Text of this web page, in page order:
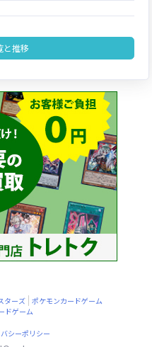
と推移
ターズ
ポケモンカードゲーム
ドゲーム
シーポリシー